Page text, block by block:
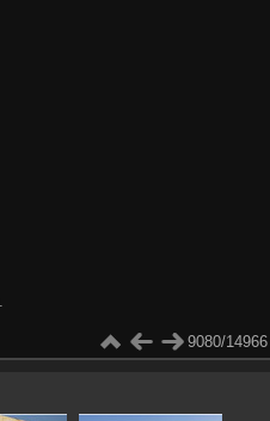
9080/14966